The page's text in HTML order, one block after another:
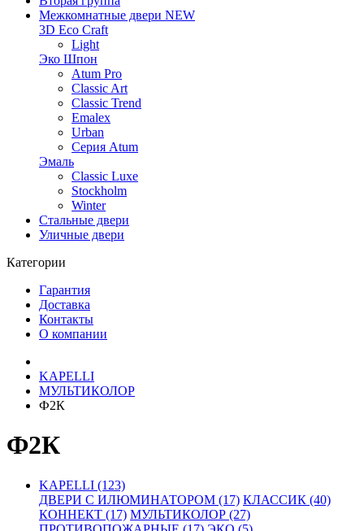
Межкомнатные двери NEW
3D Eco Craft
Light
Эко Шпон
Atum Pro
Classic Art
Classic Trend
Emalex
Urban
Серия Atum
Эмаль
Classic Luxe
Stockholm
Winter
Стальные двери
Уличные двери
Категории
Гарантия
Доставка
Контакты
О компании
KAPELLI
МУЛЬТИКОЛОР
Ф2К
Ф2К
KAPELLI (123)
ДВЕРИ С ИЛЮМИНАТОРОМ (17) КЛАССИК (40)
КОННЕКТ (17) МУЛЬТИКОЛОР (27)